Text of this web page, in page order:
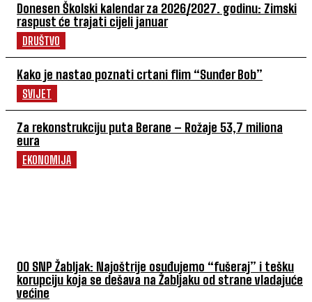
Donesen Školski kalendar za 2026/2027. godinu: Zimski
raspust će trajati cijeli januar
DRUŠTVO
Kako je nastao poznati crtani flim “Sunđer Bob”
SVIJET
Za rekonstrukciju puta Berane – Rožaje 53,7 miliona
eura
EKONOMIJA
OO SNP Žabljak: Najoštrije osuđujemo “fušeraj” i tešku
korupciju koja se dešava na Žabljaku od strane vladajuće
većine